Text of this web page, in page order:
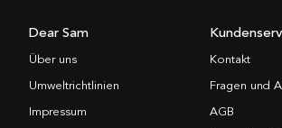
Dear Sam
Über uns
Umweltrichtlinien
Impressum
Kontakt
Fragen und
AGB